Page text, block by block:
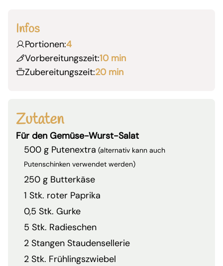
Infos
Portionen:4
Vorbereitungszeit:10 min
Zubereitungszeit:20 min
Zutaten
Für den Gemüse-Wurst-Salat
500 g Putenextra (alternativ kann auch
Putenschinken verwendet werden)
250 g Butterkäse
1 Stk. roter Paprika
0,5 Stk. Gurke
5 Stk. Radieschen
2 Stangen Staudensellerie
2 Stk. Frühlingszwiebel